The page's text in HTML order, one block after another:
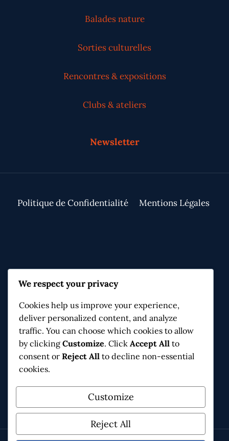
Balades nature
Sorties culturelles
Rencontres & expositions
Clubs & ateliers
Newsletter
Politique de Confidentialité Mentions Légales
Contact & Infos
Moulin de Navitau, 3 ch. de l'Hirondelle
34170 Castelnau-le-Lez
connaissanceetpartage@gmail.com
Facebook Instagram X
We respect your privacy
Cookies help us improve your experience,
deliver personalized content, and analyze
traffic. You can choose which cookies to allow
by clicking Customize. Click Accept All to
consent or Reject All to decline non-essential
cookies.
Customize
Reject All